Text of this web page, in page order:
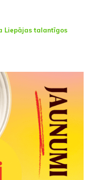
Liepājas talantīgos